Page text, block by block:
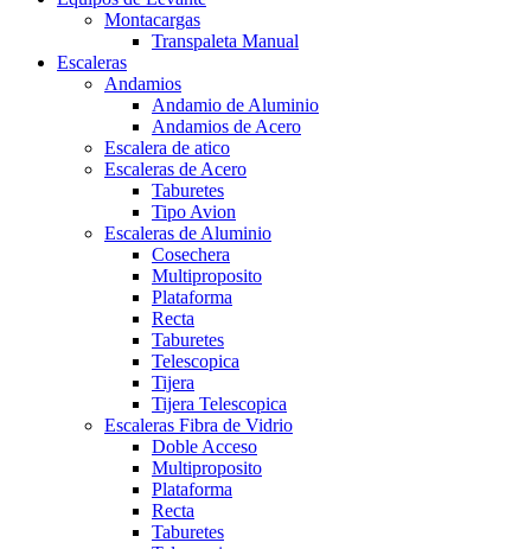
Montacargas
Transpaleta Manual
Escaleras
Andamios
Andamio de Aluminio
Andamios de Acero
Escalera de atico
Escaleras de Acero
Taburetes
Tipo Avion
Escaleras de Aluminio
Cosechera
Multiproposito
Plataforma
Recta
Taburetes
Telescopica
Tijera
Tijera Telescopica
Escaleras Fibra de Vidrio
Doble Acceso
Multiproposito
Plataforma
Recta
Taburetes